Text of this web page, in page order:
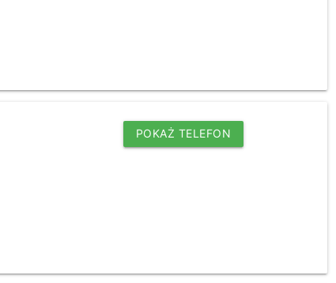
POKAŻ TELEFON